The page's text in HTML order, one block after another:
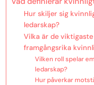
Hur skiljer sig
ledarskap?
Vilka är de
framgångsrika
Vilken roll spelar
ledarskap?
Hur påverkar